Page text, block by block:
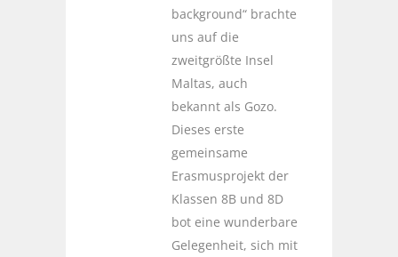
background“ brachte
uns auf die
zweitgrößte Insel
Maltas, auch
bekannt als Gozo.
Dieses erste
gemeinsame
Erasmusprojekt der
Klassen 8B und 8D
bot eine wunderbare
Gelegenheit, sich mit